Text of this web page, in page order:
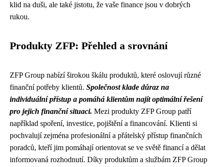
klid na duši, ale také jistotu, že vaše finance jsou v dobrých
rukou.
Produkty ZFP: Přehled a srovnání
ZFP Group nabízí širokou škálu produktů, které oslovují různé
finanční potřeby klientů. Společnost klade důraz na
individuální přístup a pomáhá klientům najít optimální řešení
pro jejich finanční situaci. Mezi produkty ZFP Group patří
například spoření, investice, pojištění a financování. Klienti si
pochvalují zejména profesionální a přátelský přístup finančních
poradců, kteří jim pomáhají orientovat se ve světě financí a dělat
informovaná rozhodnutí. Díky produktům a službám ZFP Group